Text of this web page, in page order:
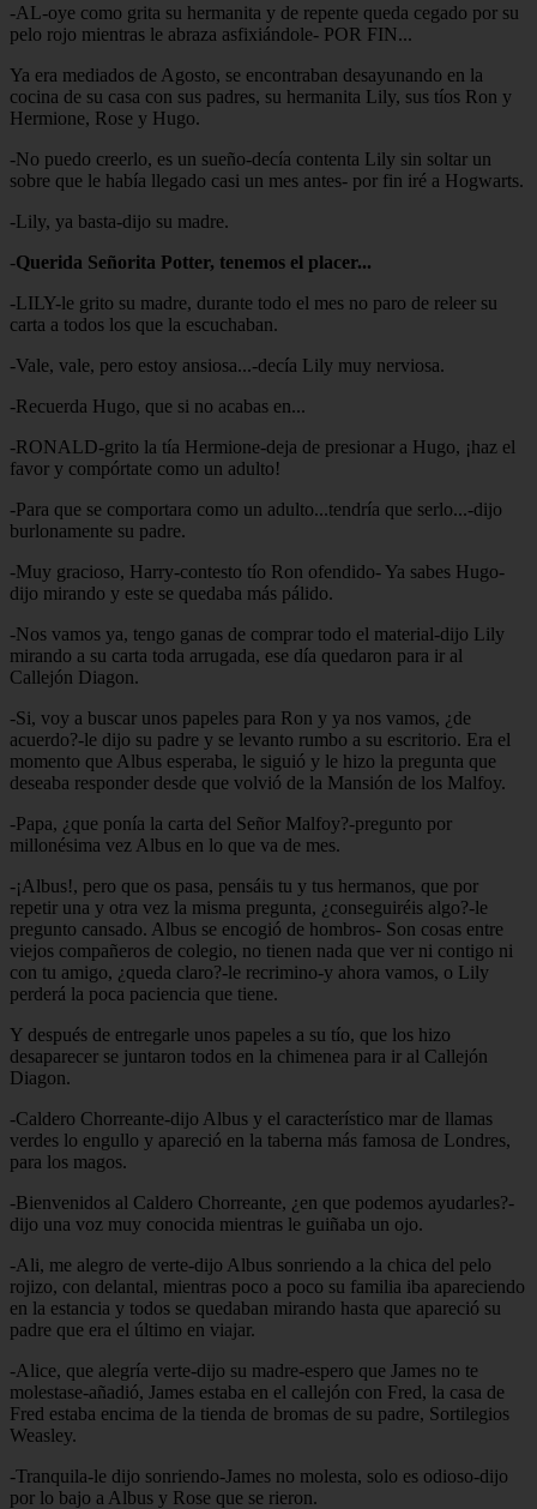
-AL-oye como grita su hermanita y de repente queda cegado por su
pelo rojo mientras le abraza asfixiándole- POR FIN...
Ya era mediados de Agosto, se encontraban desayunando en la
cocina de su casa con sus padres, su hermanita Lily, sus tíos Ron y
Hermione, Rose y Hugo.
-No puedo creerlo, es un sueño-decía contenta Lily sin soltar un
sobre que le había llegado casi un mes antes- por fin iré a Hogwarts.
-Lily, ya basta-dijo su madre.
-Querida Señorita Potter, tenemos el placer...
-LILY-le grito su madre, durante todo el mes no paro de releer su
carta a todos los que la escuchaban.
-Vale, vale, pero estoy ansiosa...-decía Lily muy nerviosa.
-Recuerda Hugo, que si no acabas en...
-RONALD-grito la tía Hermione-deja de presionar a Hugo, ¡haz el
favor y compórtate como un adulto!
-Para que se comportara como un adulto...tendría que serlo...-dijo
burlonamente su padre.
-Muy gracioso, Harry-contesto tío Ron ofendido- Ya sabes Hugo-
dijo mirando y este se quedaba más pálido.
-Nos vamos ya, tengo ganas de comprar todo el material-dijo Lily
mirando a su carta toda arrugada, ese día quedaron para ir al
Callejón Diagon.
-Si, voy a buscar unos papeles para Ron y ya nos vamos, ¿de
acuerdo?-le dijo su padre y se levanto rumbo a su escritorio. Era el
momento que Albus esperaba, le siguió y le hizo la pregunta que
deseaba responder desde que volvió de la Mansión de los Malfoy.
-Papa, ¿que ponía la carta del Señor Malfoy?-pregunto por
millonésima vez Albus en lo que va de mes.
-¡Albus!, pero que os pasa, pensáis tu y tus hermanos, que por
repetir una y otra vez la misma pregunta, ¿conseguiréis algo?-le
pregunto cansado. Albus se encogió de hombros- Son cosas entre
viejos compañeros de colegio, no tienen nada que ver ni contigo ni
con tu amigo, ¿queda claro?-le recrimino-y ahora vamos, o Lily
perderá la poca paciencia que tiene.
Y después de entregarle unos papeles a su tío, que los hizo
desaparecer se juntaron todos en la chimenea para ir al Callejón
Diagon.
-Caldero Chorreante-dijo Albus y el característico mar de llamas
verdes lo engullo y apareció en la taberna más famosa de Londres,
para los magos.
-Bienvenidos al Caldero Chorreante, ¿en que podemos ayudarles?-
dijo una voz muy conocida mientras le guiñaba un ojo.
-Ali, me alegro de verte-dijo Albus sonriendo a la chica del pelo
rojizo, con delantal, mientras poco a poco su familia iba apareciendo
en la estancia y todos se quedaban mirando hasta que apareció su
padre que era el último en viajar.
-Alice, que alegría verte-dijo su madre-espero que James no te
molestase-añadió, James estaba en el callejón con Fred, la casa de
Fred estaba encima de la tienda de bromas de su padre, Sortilegios
Weasley.
-Tranquila-le dijo sonriendo-James no molesta, solo es odioso-dijo
por lo bajo a Albus y Rose que se rieron.